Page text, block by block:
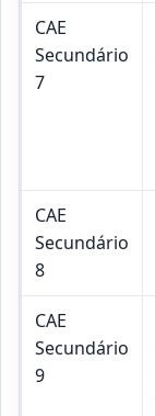
CAE
Secundário
7
CAE
Secundário
8
CAE
Secundário
9